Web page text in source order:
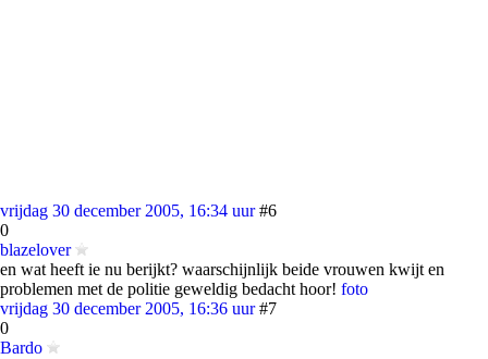
vrijdag 30 december 2005, 16:34 uur #6
0
blazelover
en wat heeft ie nu berijkt? waarschijnlijk beide vrouwen kwijt en
problemen met de politie geweldig bedacht hoor! foto
vrijdag 30 december 2005, 16:36 uur #7
0
Bardo